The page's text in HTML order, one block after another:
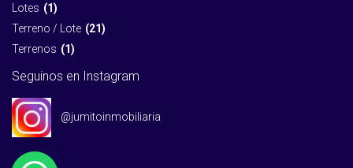
Lotes (1)
Terreno / Lote (21)
Terrenos (1)
Seguinos en Instagram
@jumitoinmobiliaria